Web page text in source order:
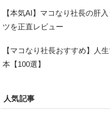
【本気AI】マコなり社長の肝
ツを正直レビュー
【マコなり社長おすすめ】人
本【100選】
人気記事